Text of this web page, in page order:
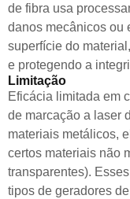
de fibra usa
danos mecânicos ou
superfície do
e protegendo a
Limitação
Eficácia limitada em
de marcação a laser
materiais metálicos,
certos materiais não
transparentes).
tipos de geradores